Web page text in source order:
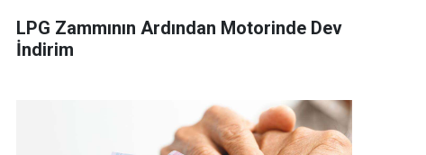
LPG Zammının Ardından Motorinde Dev
İndirim